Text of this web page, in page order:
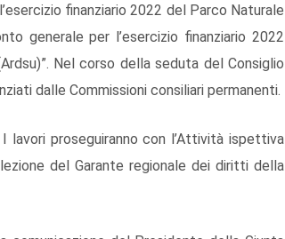
finanziario 2022 del Parco Naturale
generale per l’esercizio finanziario 2022
Nel corso della seduta del Consiglio
dalle Commissioni consiliari permanenti.
lavori proseguiranno con l’Attività ispettiva
del Garante regionale dei diritti della